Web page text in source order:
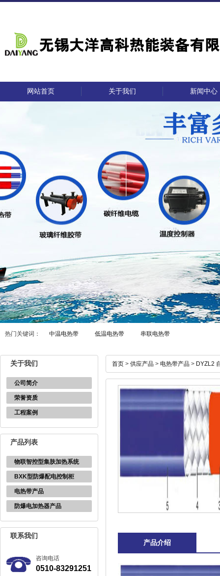
网站首页 关于我们 新闻中心
热门关键词： 中温电热带 低温电热带 串联电热带
关于我们
公司简介
荣誉资质
工程案例
产品列表
物联智控型集肤加热系统
BXK型防爆配电控制柜
电热带产品
防爆电加热器产品
联系我们
咨询电话
0510-83291251
首页 > 供应产品 > 电热带产品 > DYZL2
产品介绍